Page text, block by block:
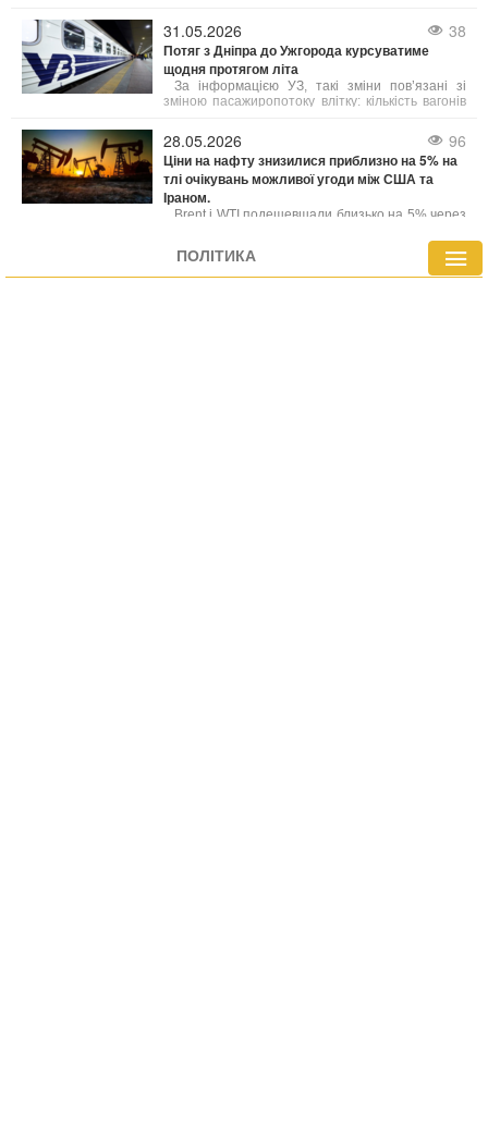
діапазону можливих змін котирувань. Зміни
курсу у пунктах обміну напряму пов’язані з
державними фінансовими механізмами. Згідно з
наявними оцінками, нинішня ситуація носить
тимчасовий характер і найближчим часом
очікується стабілізація.
31.05.2026 38
Потяг з Дніпра до Ужгорода курсуватиме
щодня протягом літа
За інформацією УЗ, такі зміни пов’язані зі
зміною пасажиропотоку влітку: кількість вагонів
скорочується, а ресурси перенаправляються на
маршрути з підвищеним попитом.
28.05.2026 96
Ціни на нафту знизилися приблизно на 5% на
тлі очікувань можливої угоди між США та
Іраном.
Brent і WTI подешевшали близько на 5% через
судноплавства через Ормузьку протоку.
Незважаючи на скорочення запасів нафти в
США, котирування опустилися до мінімальних
ПОЛІТИКА